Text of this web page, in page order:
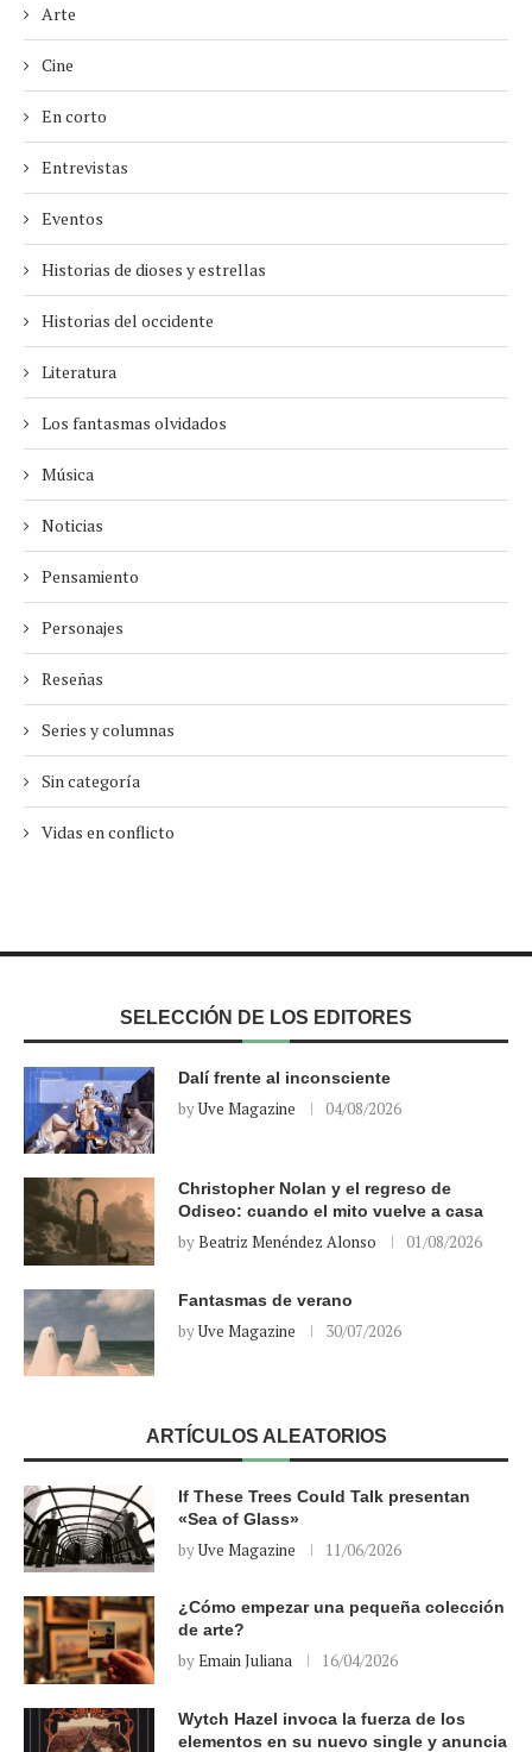
Arte
Cine
En corto
Entrevistas
Eventos
Historias de dioses y estrellas
Historias del occidente
Literatura
Los fantasmas olvidados
Música
Noticias
Pensamiento
Personajes
Reseñas
Series y columnas
Sin categoría
Vidas en conflicto
SELECCIÓN DE LOS EDITORES
Dalí frente al inconsciente
byUve Magazine 04/08/2026
Christopher Nolan y el regreso de
Odiseo: cuando el mito vuelve a casa
byBeatriz Menéndez Alonso 01/08/2026
Fantasmas de verano
byUve Magazine 30/07/2026
ARTÍCULOS ALEATORIOS
If These Trees Could Talk presentan
«Sea of Glass»
byUve Magazine 11/06/2026
¿Cómo empezar una pequeña colección
de arte?
byEmain Juliana 16/04/2026
Wytch Hazel invoca la fuerza de los
elementos en su nuevo single y anuncia